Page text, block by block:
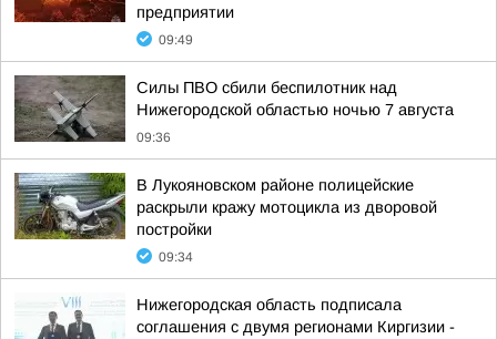
предприятии
09:49
Силы ПВО сбили беспилотник над
Нижегородской областью ночью 7 августа
09:36
В Лукояновском районе полицейские
раскрыли кражу мотоцикла из дворовой
постройки
09:34
Нижегородская область подписала
соглашения с двумя регионами Киргизии -